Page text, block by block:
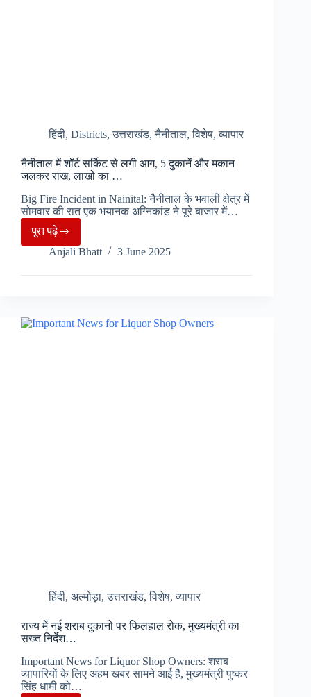
हिंदी, Districts,उत्तराखंड,नैनीताल,विशेष,व्यापार
नैनीताल में शॉर्ट सर्किट से लगी आग, 5 दुकानें और मकान
जलकर राख, लाखों का …
Big Fire Incident in Nainital: नैनीताल के भवाली क्षेत्र में
सोमवार की रात एक भयानक अग्निकांड ने पूरे बाजार में…
पूरा पढ़ेनैनीताल
में
शॉर्ट
लगी
Anjali Bhatt 3 June 2025
हिंदी, अल्मोड़ा,उत्तराखंड,विशेष,व्यापार
राज्य में नई शराब दुकानों पर फिलहाल रोक, मुख्यमंत्री का
सख्त निर्देश…
Important News for Liquor Shop Owners: शराब
व्यापारियों के लिए अहम खबर सामने आई है, मुख्यमंत्री पुष्कर
सिंह धामी को…